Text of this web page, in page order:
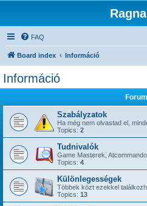
FAQ
Board index Információ
Információ
Forum
Szabályzatok
Ha még nem olvastad el,
Topics: 2
Tudnivalók
Game Masterek,
Topics: 4
Különlegességek
Többek közt ezekkel
Topics: 13